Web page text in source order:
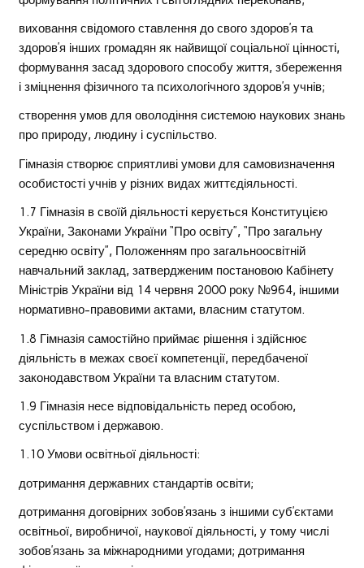
виховання свідомого ставлення до свого здоров’я та
здоров’я інших громадян як найвищої соціальної цінності,
формування засад здорового способу життя, збереження
і зміцнення фізичного та психологічного здоров’я учнів;
створення умов для оволодіння системою наукових знань
про природу, людину і суспільство.
Гімназія створює сприятливі умови для самовизначення
особистості учнів у різних видах життєдіяльності.
1.7 Гімназія в своїй діяльності керується Конституцією
України, Законами України “Про освіту”, “Про загальну
середню освіту”, Положенням про загальноосвітній
навчальний заклад, затвердженим постановою Кабінету
Міністрів України від 14 червня 2000 року №964, іншими
нормативно-правовими актами, власним статутом.
1.8 Гімназія самостійно приймає рішення і здійснює
діяльність в межах своєї компетенції, передбаченої
законодавством України та власним статутом.
1.9 Гімназія несе відповідальність перед особою,
суспільством і державою.
1.10 Умови освітньої діяльності:
дотримання державних стандартів освіти;
дотримання договірних зобов’язань з іншими суб’єктами
освітньої, виробничої, наукової діяльності, у тому числі
зобов’язань за міжнародними угодами; дотримання